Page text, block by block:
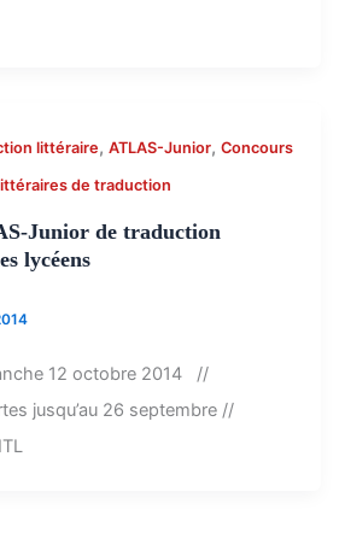
littéraire, ATLAS-Junior, Concours
de traduction
Junior de traduction
lycéens
12 octobre 2014 //
jusqu’au 26 septembre //